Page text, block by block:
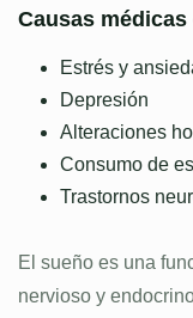
Causas
Estrés y
Depresión
Alteraciones
Consumo de
Trastornos
El sueño es una
nervioso y